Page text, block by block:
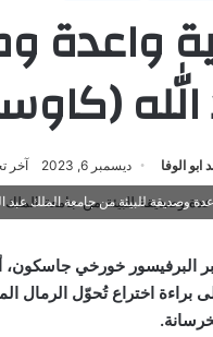
واعدة
ابو الوفا ديسمبر 6, 2023 آخر
وصديقة للبيئة من جامعة الملك عبد
البرفيسور خورخي جاسكون،
براءة اختراع تُحوّل الرمال